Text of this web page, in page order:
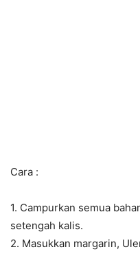
Cara :
1. Campurkan semua
setengah kalis.
2. Masukkan margarin,